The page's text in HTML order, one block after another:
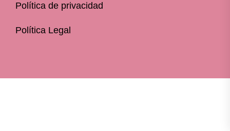
Política de privacidad
Política Legal